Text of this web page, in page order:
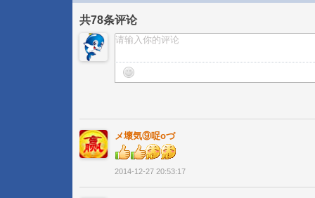
共78条评论
メ壞気⑨哫oづ
2014-12-27 20:53:17